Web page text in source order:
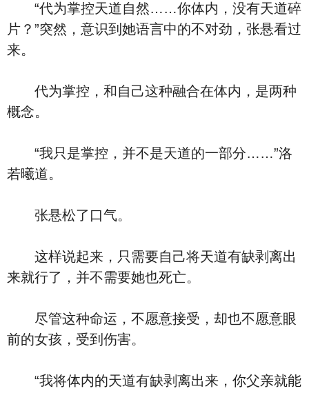
“代为掌控天道自然……你体内，没有天道碎
片？”突然，意识到她语言中的不对劲，张悬看过
来。
代为掌控，和自己这种融合在体内，是两种
概念。
“我只是掌控，并不是天道的一部分……”洛
若曦道。
张悬松了口气。
这样说起来，只需要自己将天道有缺剥离出
来就行了，并不需要她也死亡。
尽管这种命运，不愿意接受，却也不愿意眼
前的女孩，受到伤害。
“我将体内的天道有缺剥离出来，你父亲就能